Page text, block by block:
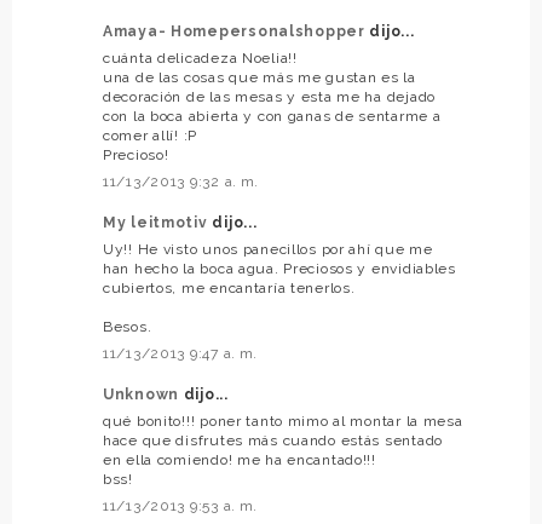
Amaya- Homepersonalshopper dijo...
cuánta delicadeza Noelia!!
una de las cosas que más me gustan es la
decoración de las mesas y esta me ha dejado
con la boca abierta y con ganas de sentarme a
comer allí! :P
Precioso!
11/13/2013 9:32 a. m.
My leitmotiv dijo...
Uy!! He visto unos panecillos por ahí que me
han hecho la boca agua. Preciosos y envidiables
cubiertos, me encantaría tenerlos.
Besos.
11/13/2013 9:47 a. m.
Unknown dijo...
qué bonito!!! poner tanto mimo al montar la mesa
hace que disfrutes más cuando estás sentado
en ella comiendo! me ha encantado!!!
bss!
11/13/2013 9:53 a. m.